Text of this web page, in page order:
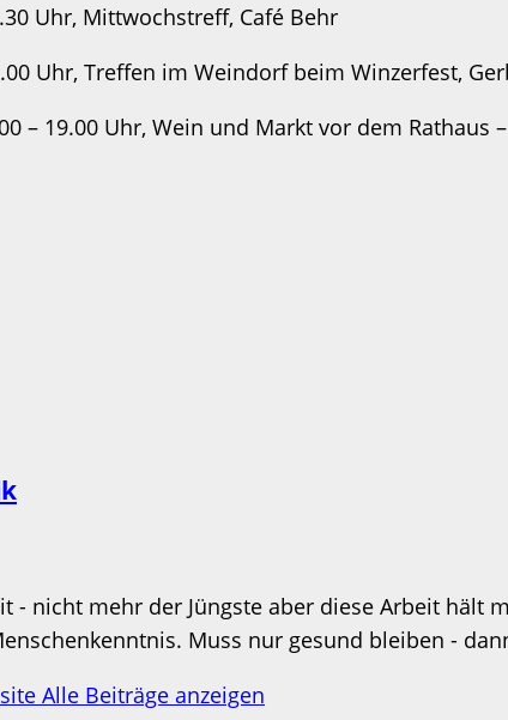
Uhr, Mittwochstreff, Café Behr
Uhr, Treffen im Weindorf beim Winzerfest,
– 19.00 Uhr, Wein und Markt vor dem Rathaus –
- nicht mehr der Jüngste aber diese Arbeit
Muss nur gesund bleiben -
Alle Beiträge anzeigen